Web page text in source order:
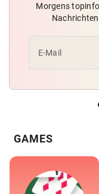
Morgens
E-Mail
GAMES